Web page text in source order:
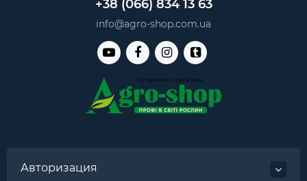
+38 (066) 834 13 63
info@agro-shop.com.ua
Авторизация